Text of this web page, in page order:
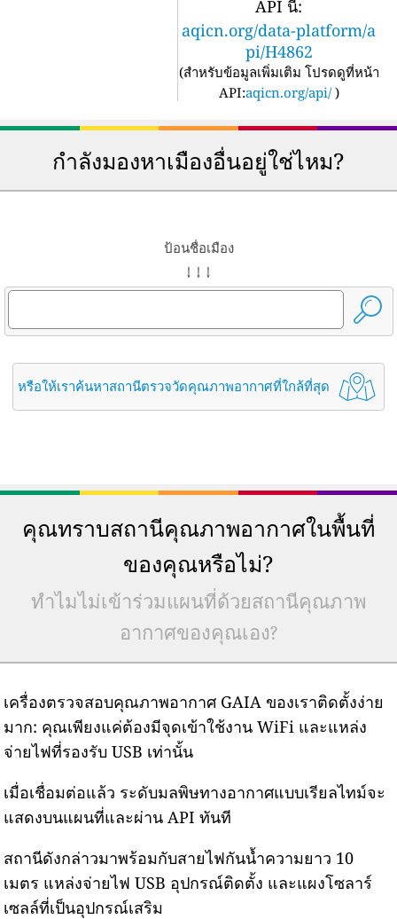
API นี้:
aqicn.org/data-platform/a
pi/H4862
(สำหรับข้อมูลเพิ่มเติม โปรดดูที่หน้า
API:aqicn.org/api/ )
กำลังมองหาเมืองอื่นอยู่ใช่ไหม?
ป้อนชื่อเมือง
↓ ↓ ↓
หรือให้เราค้นหาสถานีตรวจวัดคุณภาพอากาศที่ใกล้ที่สุด
คุณทราบสถานีคุณภาพอากาศในพื้นที่
ของคุณหรือไม่?
ทำไมไม่เข้าร่วมแผนที่ด้วยสถานีคุณภาพ
อากาศของคุณเอง?
เครื่องตรวจสอบคุณภาพอากาศ GAIA ของเราติดตั้งง่าย
มาก: คุณเพียงแค่ต้องมีจุดเข้าใช้งาน WiFi และแหล่ง
จ่ายไฟที่รองรับ USB เท่านั้น
เมื่อเชื่อมต่อแล้ว ระดับมลพิษทางอากาศแบบเรียลไทม์จะ
แสดงบนแผนที่และผ่าน API ทันที
สถานีดังกล่าวมาพร้อมกับสายไฟกันน้ำความยาว 10
เมตร แหล่งจ่ายไฟ USB อุปกรณ์ติดตั้ง และแผงโซลาร์
เซลล์ที่เป็นอุปกรณ์เสริม